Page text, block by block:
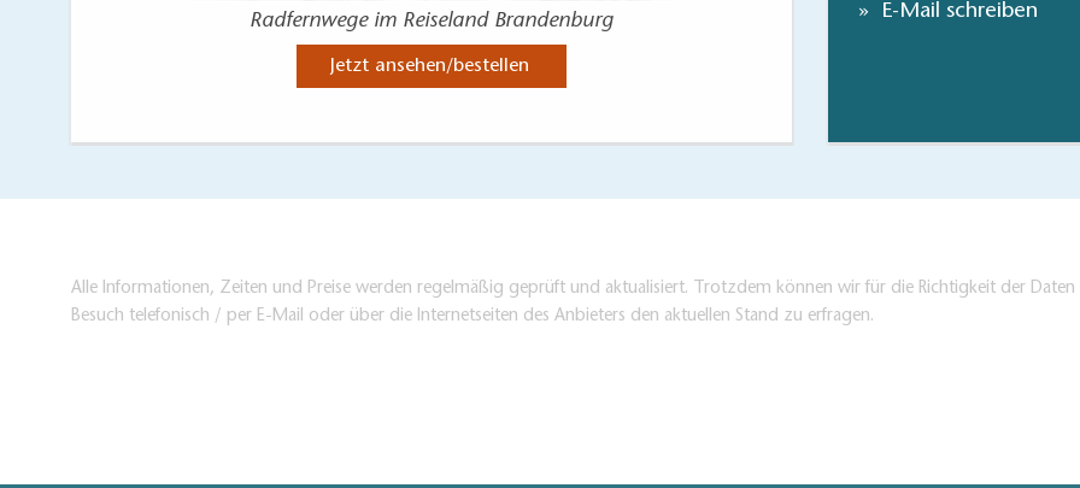
Radfernwege im Reiseland Brandenburg
Jetzt ansehen/bestellen
Lieblingsorte
E-Mail schreiben
Alle Informationen, Zeiten und Preise werden regelmäßig geprüft und aktualisiert. Trotzdem können wir für die Richtigkeit der
Besuch telefonisch / per E-Mail oder über die Internetseiten des Anbieters den aktuellen Stand zu erfragen.